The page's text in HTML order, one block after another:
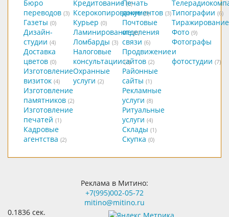
Бюро
переводов (3)
Газеты (0)
Дизайн-
студии (4)
Доставка
цветов (0)
Изготовление
визиток (4)
Изготовление
памятников (2)
Изготовление
печатей (1)
Кадровые
агентства (2)
Кредитование (0)
Ксерокопирование (8)
Курьер (0)
Ламинирование (0)
Ломбарды (3)
Налоговые
консультации (2)
Охранные
услуги (2)
Печать
документов (3)
Почтовые
отделения
связи (6)
Продвижение
сайтов (2)
Районные
сайты (1)
Рекламные
услуги (8)
Ритуальные
услуги (4)
Склады (1)
Скупка (0)
Типографии (6)
Тиражирование
Фото (9)
Фотографы
и
фотостудии (7)
Реклама в Митино:
+7(995)002-05-72
mitino@mitino.ru
0.1836 сек.